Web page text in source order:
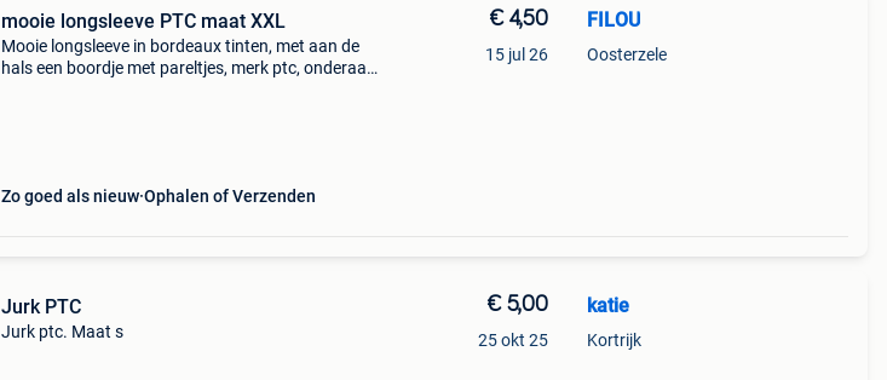
mooie longsleeve PTC maat XXL
Mooie longsleeve in bordeaux tinten, met aan de
hals een boordje met pareltjes, merk ptc, onderaan
Zo goed als nieuw Ophalen of Verzenden
€ 4,50
15 jul 26
FILOU
Oosterzele
Jurk PTC
Jurk ptc. Maat s
€ 5,00
25 okt 25
katie
Kortrijk